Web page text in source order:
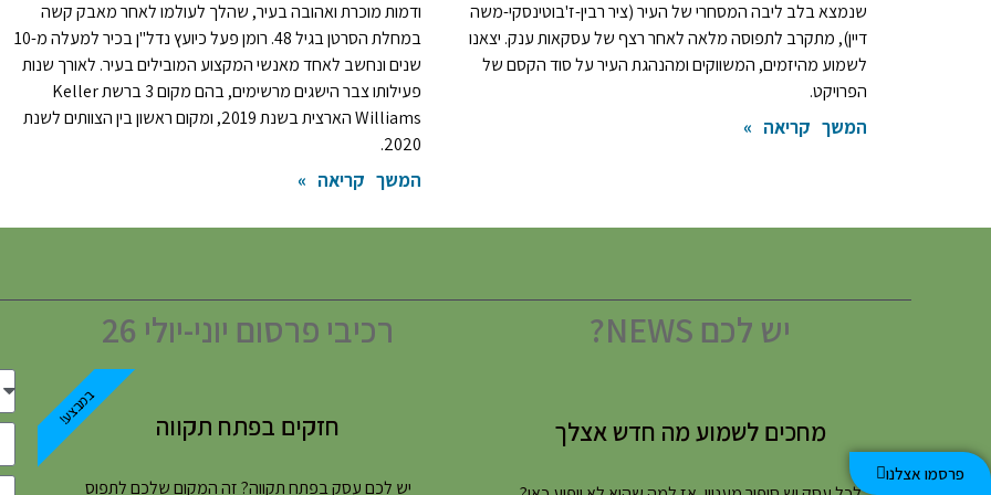
שנמצא בלב ליבה המסחרי של העיר (ציר רבין-ז'בוטינסקי-משה
דיין), מתקרב לתפוסה מלאה לאחר רצף של עסקאות ענק. יצאנו
לשמוע מהיזמים, המשווקים ומהנהגת העיר על סוד הקסם של
הפרויקט.
המשך קריאה »
ודמות מוכרת ואהובה בעיר, שהלך לעולמו לאחר מאבק קשה
במחלת הסרטן בגיל 48. רומן פעל כיועץ נדל"ן בכיר למעלה מ-10
שנים ונחשב לאחד מאנשי המקצוע המובילים בעיר. לאורך שנות
פעילותו צבר הישגים מרשימים, בהם מקום 3 ברשת Keller
Williams הארצית בשנת 2019, ומקום ראשון בין הצוותים לשנת
2020.
המשך קריאה »
פרסמו אצלנו
יש לכם NEWS?
מחכים לשמוע מה חדש אצלך
רכיבי פרסום יוני-יולי 26
חזקים בפתח תקווה
יש לכם עסק בפתח תקווה? זה המקום שלכם לתפוס
במבצע!